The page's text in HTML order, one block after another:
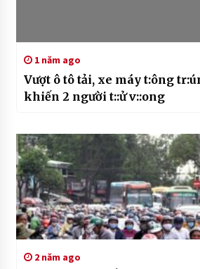
1 năm ago
Vượt ô tô tải, xe máy t:ông
khiến 2 người t::ử v::ong
2 năm ago